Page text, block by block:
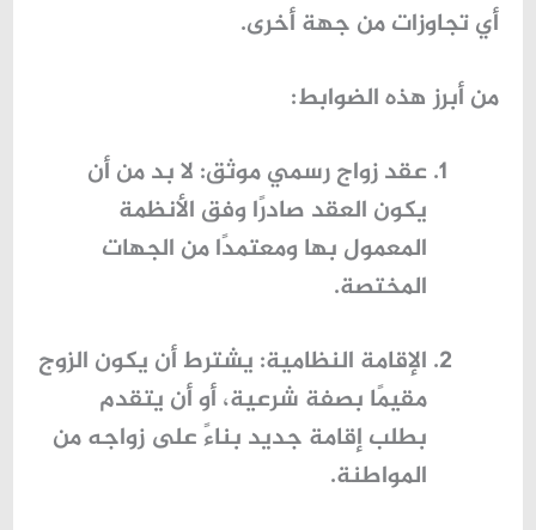
أي تجاوزات من جهة أخرى.
من أبرز هذه الضوابط:
عقد زواج رسمي موثق: لا بد من أن
يكون العقد صادرًا وفق الأنظمة
المعمول بها ومعتمدًا من الجهات
المختصة.
الإقامة النظامية: يشترط أن يكون الزوج
مقيمًا بصفة شرعية، أو أن يتقدم
بطلب إقامة جديد بناءً على زواجه من
المواطنة.